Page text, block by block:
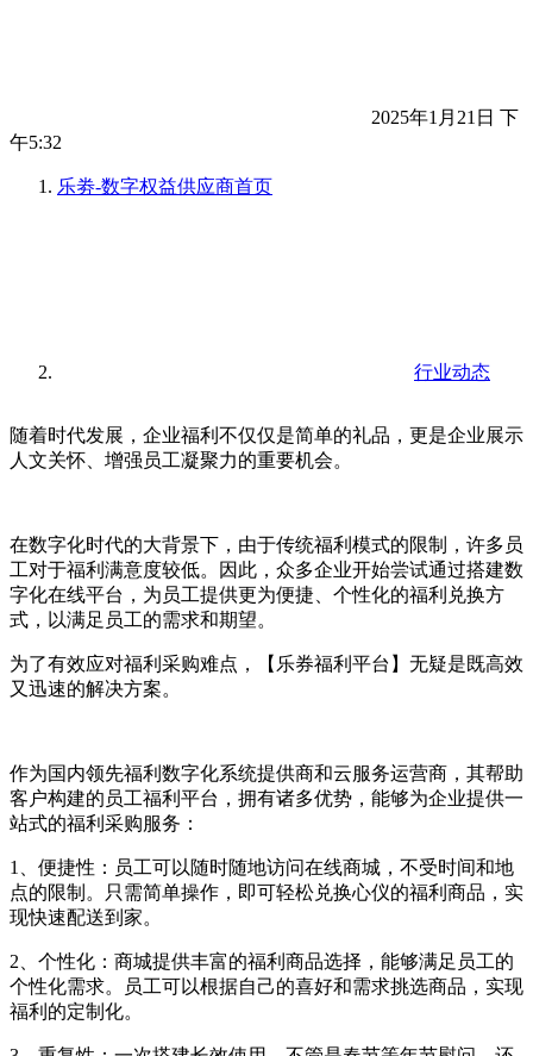
2025年1月21日 下
午5:32
乐劵-数字权益供应商首页
行业动态
随着时代发展，企业福利不仅仅是简单的礼品，更是企业展示
人文关怀、增强员工凝聚力的重要机会。
在数字化时代的大背景下，由于传统福利模式的限制，许多员
工对于福利满意度较低。因此，众多企业开始尝试通过搭建数
字化在线平台，为员工提供更为便捷、个性化的福利兑换方
式，以满足员工的需求和期望。
为了有效应对福利采购难点，【乐券福利平台】无疑是既高效
又迅速的解决方案。
作为国内领先福利数字化系统提供商和云服务运营商，其帮助
客户构建的员工福利平台，拥有诸多优势，能够为企业提供一
站式的福利采购服务：
1、便捷性：员工可以随时随地访问在线商城，不受时间和地
点的限制。只需简单操作，即可轻松兑换心仪的福利商品，实
现快速配送到家。
2、个性化：商城提供丰富的福利商品选择，能够满足员工的
个性化需求。员工可以根据自己的喜好和需求挑选商品，实现
福利的定制化。